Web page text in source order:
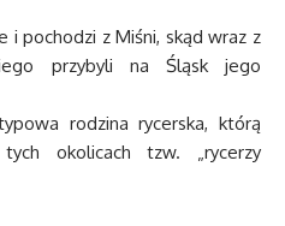
i pochodzi z Miśni, skąd wraz z
przybyli na Śląsk jego
rodzina rycerska, którą
okolicach tzw. „rycerzy